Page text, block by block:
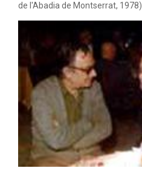
de l'Abadia de Montserrat, 1978)